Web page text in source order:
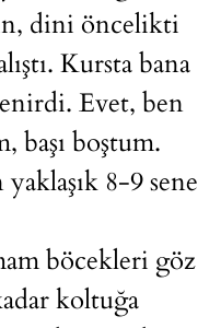
dini öncelikti
Kursta bana
Evet, ben
başı boştum.
8-9 sene
böcekleri göz
koltuğa